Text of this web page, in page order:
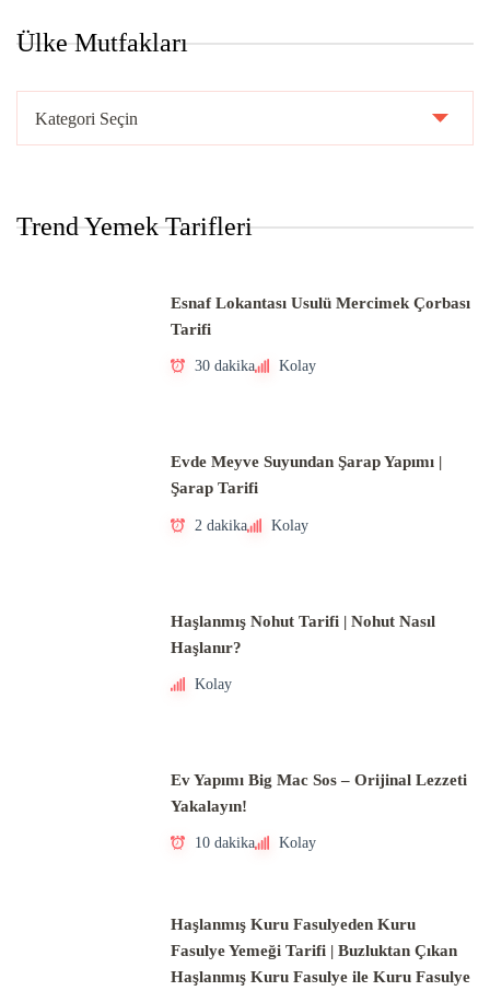
Ülke Mutfakları
Mutfakları
Trend Yemek Tarifleri
Esnaf Lokantası Usulü Mercimek Çorbası
Tarifi
30 dakika Kolay
Evde Meyve Suyundan Şarap Yapımı |
Şarap Tarifi
2 dakika Kolay
Haşlanmış Nohut Tarifi | Nohut Nasıl
Haşlanır?
Kolay
Ev Yapımı Big Mac Sos – Orijinal Lezzeti
Yakalayın!
10 dakika Kolay
Haşlanmış Kuru Fasulyeden Kuru
Fasulye Yemeği Tarifi | Buzluktan Çıkan
Haşlanmış Kuru Fasulye ile Kuru Fasulye